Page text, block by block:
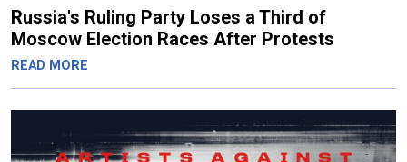
Russia's Ruling Party Loses a Third of
Moscow Election Races After Protests
READ MORE